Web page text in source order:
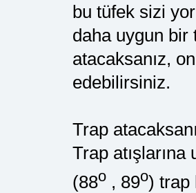
bu tüfek sizi
daha uygun
atacaksanız,
edebilirsiniz.
Trap
Trap atışlarına
(88o, 89o) trap